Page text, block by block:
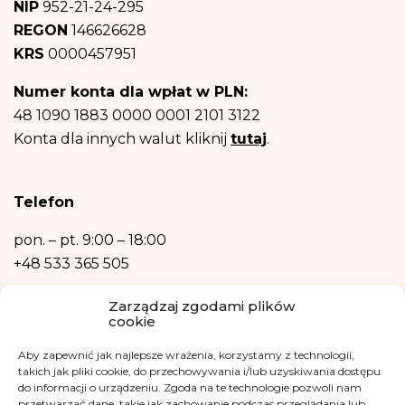
Zarządzaj zgodami plików
cookie
Aby zapewnić jak najlepsze wrażenia, korzystamy z technologii,
takich jak pliki cookie, do przechowywania i/lub uzyskiwania dostępu
do informacji o urządzeniu. Zgoda na te technologie pozwoli nam
sprzeciwu – rezygnacji z newslettera
Następnie – w niezbędnym zakresie, do realizacji celów wymienionych w
punktach b) oraz c) powyżej.
Posiadasz prawo dostępu do treści swoich danych oraz prawo ich
sprostowania, usunięcia, ograniczenia przetwarzania, prawo do przenoszenia
danych, prawo wniesienia sprzeciwu, prawo do przenoszenia danych.
Ochrony Danych Osobowych, w razie uznania, iż przetwarzanie danych
Podanie danych osobowych jest niezbędne do zrealizowania ww. celów.
również w formie profilowania.
NIP 952-21-24-295
REGON 146626628
KRS 0000457951
Numer konta dla wpłat w PLN:
48 1090 1883 0000 0001 2101 3122
Konta dla innych walut kliknij tutaj.
Telefon
pon. – pt. 9:00 – 18:00
+48 533 365 505
Kontakt mailowy
Inspektor Danych Osobowych